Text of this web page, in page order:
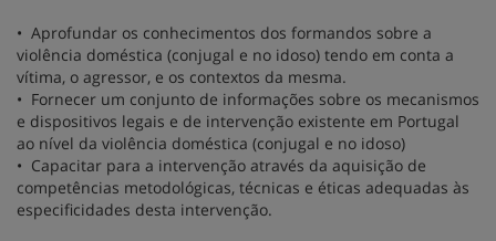
• Aprofundar os conhecimentos dos formandos sobre a
violência doméstica (conjugal e no idoso) tendo em conta a
vítima, o agressor, e os contextos da mesma.
• Fornecer um conjunto de informações sobre os mecanismos
e dispositivos legais e de intervenção existente em Portugal
ao nível da violência doméstica (conjugal e no idoso)
• Capacitar para a intervenção através da aquisição de
competências metodológicas, técnicas e éticas adequadas às
especificidades desta intervenção.